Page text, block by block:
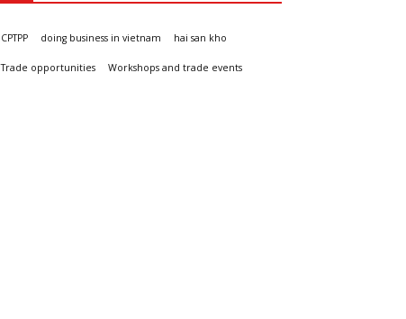
CPTPP doing business in vietnam hai san kho
Trade opportunities Workshops and trade events